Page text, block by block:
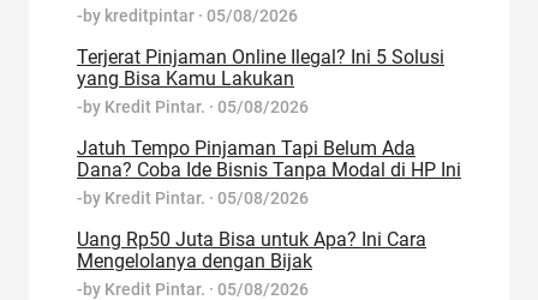
-by kreditpintar · 05/08/2026
Terjerat Pinjaman Online Ilegal? Ini 5 Solusi
yang Bisa Kamu Lakukan
-by Kredit Pintar. · 05/08/2026
Jatuh Tempo Pinjaman Tapi Belum Ada
Dana? Coba Ide Bisnis Tanpa Modal di HP Ini
-by Kredit Pintar. · 05/08/2026
Uang Rp50 Juta Bisa untuk Apa? Ini Cara
Mengelolanya dengan Bijak
-by Kredit Pintar. · 05/08/2026